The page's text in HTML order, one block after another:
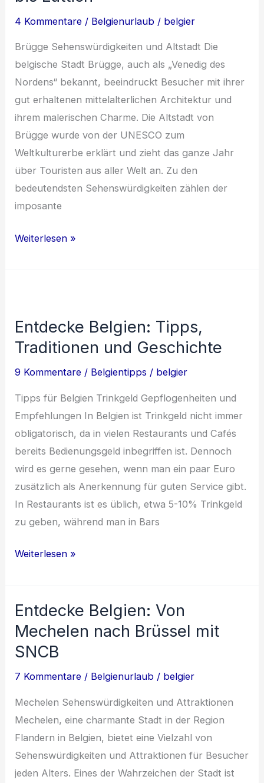
Landwirtschaft
4 Kommentare / Belgienurlaub / belgier
Brügge Sehenswürdigkeiten und Altstadt Die
belgische Stadt Brügge, auch als „Venedig des
Nordens“ bekannt, beeindruckt Besucher mit ihrer
gut erhaltenen mittelalterlichen Architektur und
ihrem malerischen Charme. Die Altstadt von
Brügge wurde von der UNESCO zum
Weltkulturerbe erklärt und zieht das ganze Jahr
über Touristen aus aller Welt an. Zu den
bedeutendsten Sehenswürdigkeiten zählen der
imposante
Entdecke
Lüttich
Weiterlesen »
Entdecke Belgien: Tipps,
Traditionen und Geschichte
9 Kommentare / Belgientipps / belgier
Tipps für Belgien Trinkgeld Gepflogenheiten und
Empfehlungen In Belgien ist Trinkgeld nicht immer
obligatorisch, da in vielen Restaurants und Cafés
bereits Bedienungsgeld inbegriffen ist. Dennoch
wird es gerne gesehen, wenn man ein paar Euro
zusätzlich als Anerkennung für guten Service gibt.
In Restaurants ist es üblich, etwa 5-10% Trinkgeld
zu geben, während man in Bars
Entdecke
Traditionen
und
Weiterlesen »
Entdecke Belgien: Von
Mechelen nach Brüssel mit
SNCB
7 Kommentare / Belgienurlaub / belgier
Mechelen Sehenswürdigkeiten und Attraktionen
Mechelen, eine charmante Stadt in der Region
Flandern in Belgien, bietet eine Vielzahl von
Sehenswürdigkeiten und Attraktionen für Besucher
jeden Alters. Eines der Wahrzeichen der Stadt ist